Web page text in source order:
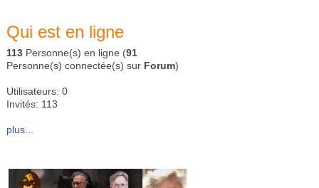
Qui est en ligne
113 Personne(s) en ligne (91
Personne(s) connectée(s) sur Forum)
Utilisateurs: 0
Invités: 113
plus...